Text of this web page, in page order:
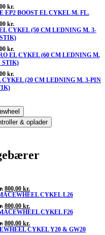
kr.
EP2 BOOST EL CYKEL M. FL.
kr.
CYKEL (50 CM LEDNING M. 3-
kr.
EL CYKEL (60 CM LEDNING M.
STIK)
kr.
(20 CM LEDNING M. 3-PIN
& oplader
Den
oprindelige
pris
var:
800,00 kr.Den
aktuelle
er:
CYKEL L26
Den
oprindelige
pris
var:
800,00 kr.Den
aktuelle
er:
CYKEL F26
Den
oprindelige
800,00 kr.Den
aktuelle
CYKEL Y20 & GW20